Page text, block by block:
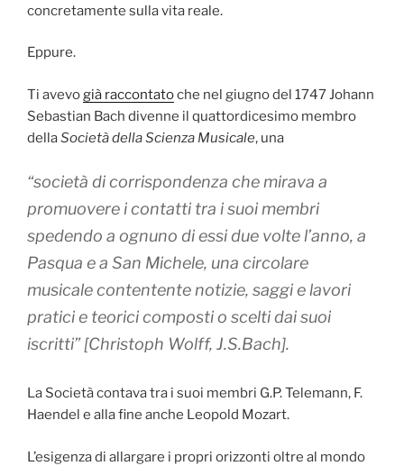
concretamente sulla vita reale.
Eppure.
Ti avevogià raccontatoche nel giugno del 1747 Johann
Sebastian Bach divenne il quattordicesimo membro
dellaSocietà della Scienza Musicale, una
“società di corrispondenza che mirava a
promuovere i contatti tra i suoi membri
spedendo a ognuno di essi due volte l’anno, a
Pasqua e a San Michele, una circolare
musicale contentente notizie, saggi e lavori
pratici e teorici composti o scelti dai suoi
iscritti” [Christoph Wolff, J.S.Bach].
La Società contava tra i suoi membri G.P. Telemann, F.
Haendel e alla fine anche Leopold Mozart.
L’esigenza di allargare i propri orizzonti oltre al mondo